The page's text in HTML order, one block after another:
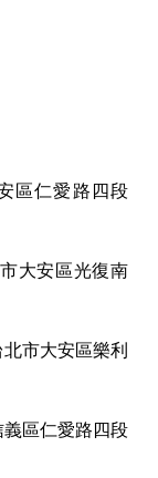
區仁愛路四段
市大安區光復南
北市大安區樂利
義區仁愛路四段